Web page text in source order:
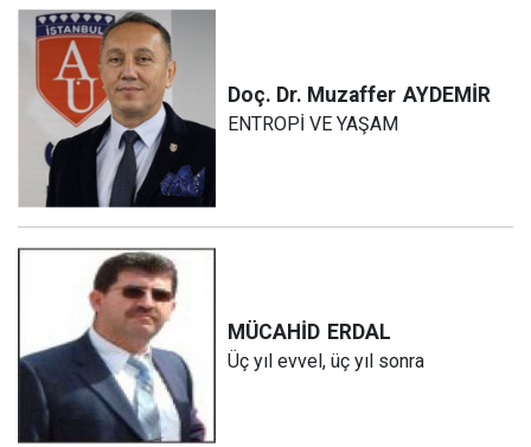
Doç. Dr. Muzaffer AYDEMİR
ENTROPİ VE YAŞAM
MÜCAHİD ERDAL
Üç yıl evvel, üç yıl sonra